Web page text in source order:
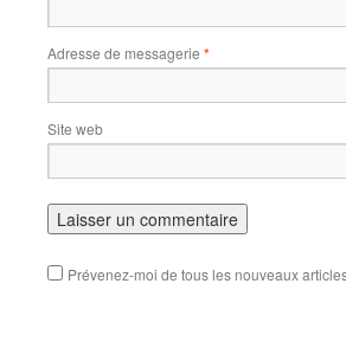
Adresse de messagerie *
Site web
Prévenez-moi de tous les nouveaux